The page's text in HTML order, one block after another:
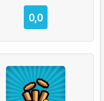
0,0